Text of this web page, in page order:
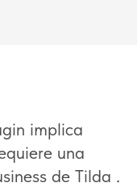
implica
una
de Tilda .